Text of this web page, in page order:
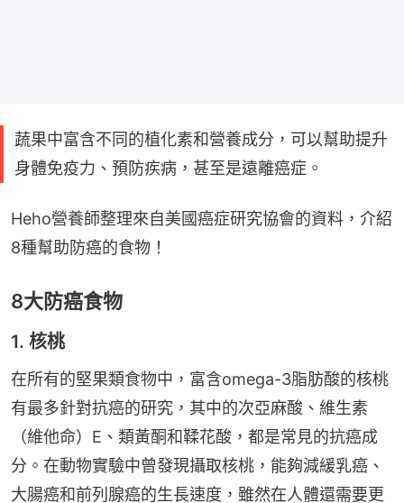
蔬果中富含不同的植化素和營養成分，可以幫助提升
身體免疫力、預防疾病，甚至是遠離癌症。
Heho營養師整理來自美國癌症研究協會的資料，介紹
8種幫助防癌的食物！
8大防癌食物
1. 核桃
在所有的堅果類食物中，富含omega-3脂肪酸的核桃
有最多針對抗癌的研究，其中的次亞麻酸、維生素
（維他命）E、類黃酮和鞣花酸，都是常見的抗癌成
分。在動物實驗中曾發現攝取核桃，能夠減緩乳癌、
大腸癌和前列腺癌的生長速度，雖然在人體還需要更